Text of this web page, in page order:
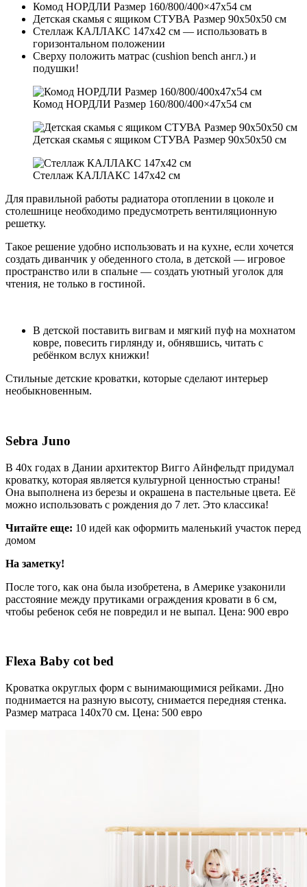
Комод НОРДЛИ Размер 160/800/400×47х54 см
Детская скамья с ящиком СТУВА Размер 90x50x50 см
Стеллаж КАЛЛАКС 147х42 см — использовать в
горизонтальном положении
Сверху положить матрас (cushion bench англ.) и
подушки!
Комод НОРДЛИ Размер 160/800/400×47х54 см
Детская скамья с ящиком СТУВА Размер 90x50x50 см
Стеллаж КАЛЛАКС 147х42 см
Для правильной работы радиатора отоплении в цоколе и
столешнице необходимо предусмотреть вентиляционную
решетку.
Такое решение удобно использовать и на кухне, если хочется
создать диванчик у обеденного стола, в детской — игровое
пространство или в спальне — создать уютный уголок для
чтения, не только в гостиной.
В детской поставить вигвам и мягкий пуф на мохнатом
ковре, повесить гирлянду и, обнявшись, читать с
ребёнком вслух книжки!
Стильные детские кроватки, которые сделают интерьер
необыкновенным.
Sebra Juno
В 40х годах в Дании архитектор Вигго Айнфельдт придумал
кроватку, которая является культурной ценностью страны!
Она выполнена из березы и окрашена в пастельные цвета. Её
можно использовать с рождения до 7 лет. Это классика!
Читайте еще: 10 идей как оформить маленький участок перед
домом
На заметку!
После того, как она была изобретена, в Америке узаконили
расстояние между прутиками ограждения кровати в 6 см,
чтобы ребенок себя не повредил и не выпал. Цена: 900 евро
Flexa Baby cot bed
Кроватка округлых форм с вынимающимися рейками. Дно
поднимается на разную высоту, снимается передняя стенка.
Размер матраса 140х70 см. Цена: 500 евро